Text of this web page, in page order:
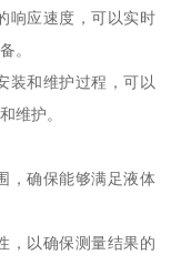
响应速度，可以实时
。
装和维护过程，可以
维护。
，确保能够满足液体
，以确保测量结果的